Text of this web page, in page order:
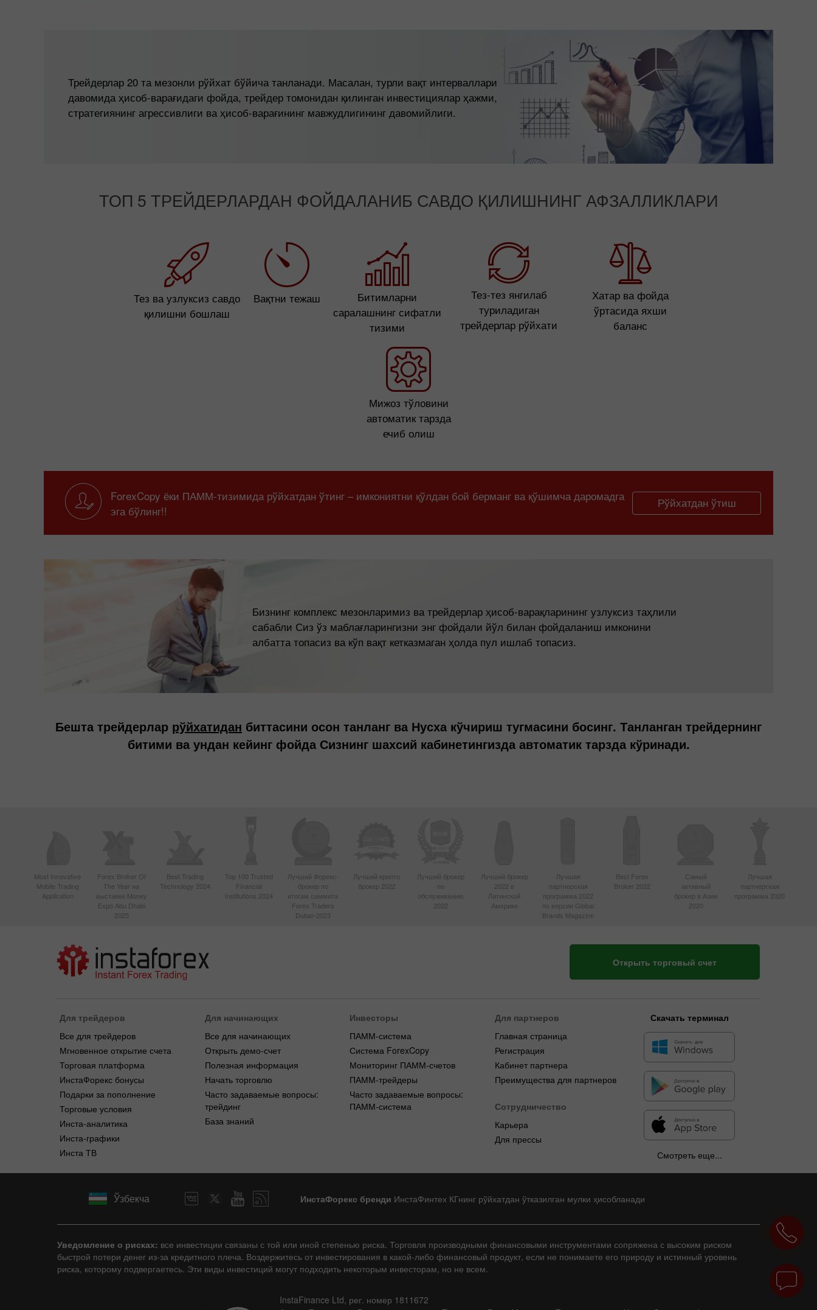
Трейдерлар 20 та мезонли рўйхат бўйича танланади. Масалан, турли вақт интерваллари
давомида ҳисоб-варағидаги фойда, трейдер томонидан қилинган инвестициялар ҳажми,
стратегиянинг агрессивлиги ва ҳисоб-варағининг мавжудлигининг давомийлиги.
ТОП 5 ТРЕЙДЕРЛАРДАН ФОЙДАЛАНИБ САВДО ҚИЛИШНИНГ АФЗАЛЛИКЛАРИ
Тез ва узлуксиз савдо
қилишни бошлаш
Вақтни тежаш
Битимларни
саралашнинг сифатли
тизими
Тез-тез янгилаб
туриладиган
трейдерлар рўйхати
Хатар ва фойда
ўртасида яхши
баланс
Мижоз тўловини
автоматик тарзда
ечиб олиш
ForexCopy ёки ПАММ-тизимида рўйхатдан ўтинг – имкониятни қўлдан бой берманг ва қўшимча даромадга
эга бўлинг!!
Рўйхатдан ўтиш
Бизнинг комплекс мезонларимиз ва трейдерлар ҳисоб-варақларининг узлуксиз таҳлили
сабабли Сиз ўз маблағларингизни энг фойдали йўл билан фойдаланиш имконини
албатта топасиз ва кўп вақт кетказмаган ҳолда пул ишлаб топасиз.
Бешта трейдерлар рўйхатидан биттасини осон танланг ва Нусха кўчириш тугмасини босинг. Танланган трейдернинг
битими ва ундан кейинг фойда Сизнинг шахсий кабинетингизда автоматик тарзда кўринади.
Most Innovative
Mobile Trading
Application
Forex Broker Of
The Year на
выставке Money
Expo Abu Dhabi
2025
Best Trading
Technology 2024
Top 100 Trusted
Financial
Institutions 2024
Лучший Форекс-
брокер по
итогам саммита
Forex Traders
Dubai–2023
Лучший крипто
брокер 2022
Лучший брокер
по
обслуживанию
2022
Лучший брокер
2022 в
Латинской
Америке
Лучшая
партнерская
программа 2022
по версии Global
Brands Magazine
Best Forex
Broker 2022
Самый
активный
брокер в Азии
2020
Лучшая
партнерская
программа 2020
Открыть торговый счет
Для трейдеров
Все для трейдеров
Мгновенное открытие счета
Торговая платформа
ИнстаФорекс бонусы
Подарки за пополнение
Торговые условия
Инста-аналитика
Инста-графики
Инста ТВ
Для начинающих
Все для начинающих
Открыть демо-счет
Полезная информация
Начать торговлю
Часто задаваемые вопросы:
трейдинг
База знаний
Инвесторы
ПАММ-система
Система ForexCopy
Мониторинг ПАММ-счетов
ПАММ-трейдеры
Часто задаваемые вопросы:
ПАММ-система
Для партнеров
Главная страница
Регистрация
Кабинет партнера
Преимущества для партнеров
Сотрудничество
Карьера
Для прессы
Скачать терминал
Смотреть еще...
Ўзбекча ИнстаФорекс бренди ИнстаФинтех КГнинг рўйхатдан ўтказилган мулки ҳисобланади
Уведомление о рисках: все инвестиции связаны с той или иной степенью риска. Торговля производными финансовыми инструментами сопряжена с высоким риском
быстрой потери денег из-за кредитного плеча. Воздержитесь от инвестирования в какой-либо финансовый продукт, если не понимаете его природу и истинный уровень
риска, которому подвергаетесь. Эти виды инвестиций могут подходить некоторым инвесторам, но не всем.
InstaFinance Ltd, рег. номер 1811672